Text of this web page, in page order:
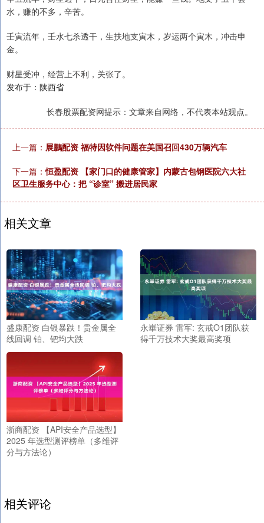
水，赚的不多，辛苦。
壬寅流年，壬水七杀透干，生扶地支寅木，岁运两个寅木，冲击申
金。
财星受冲，经营上不利，关张了。
发布于：陕西省
长春股票配资网提示：文章来自网络，不代表本站观点。
上一篇： 展鵬配资 福特因软件问题在美国召回430万辆汽车
下一篇：恒盈配资 【家门口的健康管家】内蒙古包钢医院六大社
区卫生服务中心：把 “诊室” 搬进居民家
相关文章
盛康配资 白银暴跌！贵金属全
线回调 铂、钯均大跌
永崋证券 雷军: 玄戒O1团队获
得千万技术大奖最高奖项
浙商配资 【API安全产品选型】
2025 年选型测评榜单（多维评
分与方法论）
相关评论